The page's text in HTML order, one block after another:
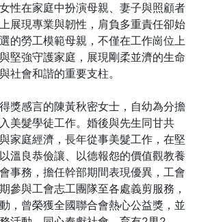
性在家庭中扮演母親、妻子與照顧者
展現專業與韌性，肩負多重責任卻始
的勞工模範母親，不僅在工作崗位上
堅強守護家庭，展現剛柔並濟的生命
社會和諧的重要支柱。
獎感言的陳黃秋密女士，自幼為分擔
美髮學徒工作。婚後與先生同甘共
家庭經濟，長年從事美髮工作，在堅
溫良恭儉讓、以德報怨的價值觀教養
事務，擔任幹部期間表現優異，工會
參與工會志工團隊至各處義剪服務，
，曾榮獲全國聯合會熱心公益獎，並